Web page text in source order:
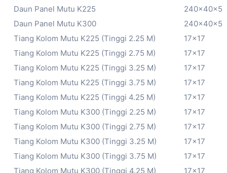
Daun Panel Mutu K225
240x40x5
Daun Panel Mutu K300
240x40x5
Tiang Kolom Mutu K225 (Tinggi 2.25 M)
17×17
Tiang Kolom Mutu K225 (Tinggi 2.75 M)
17×17
Tiang Kolom Mutu K225 (Tinggi 3.25 M)
17×17
Tiang Kolom Mutu K225 (Tinggi 3.75 M)
17×17
Tiang Kolom Mutu K225 (Tinggi 4.25 M)
17×17
Tiang Kolom Mutu K300 (Tinggi 2.25 M)
17×17
Tiang Kolom Mutu K300 (Tinggi 2.75 M)
17×17
Tiang Kolom Mutu K300 (Tinggi 3.25 M)
17×17
Tiang Kolom Mutu K300 (Tinggi 3.75 M)
17×17
Tiang Kolom Mutu K300 (Tinggi 4.25 M)
17×17